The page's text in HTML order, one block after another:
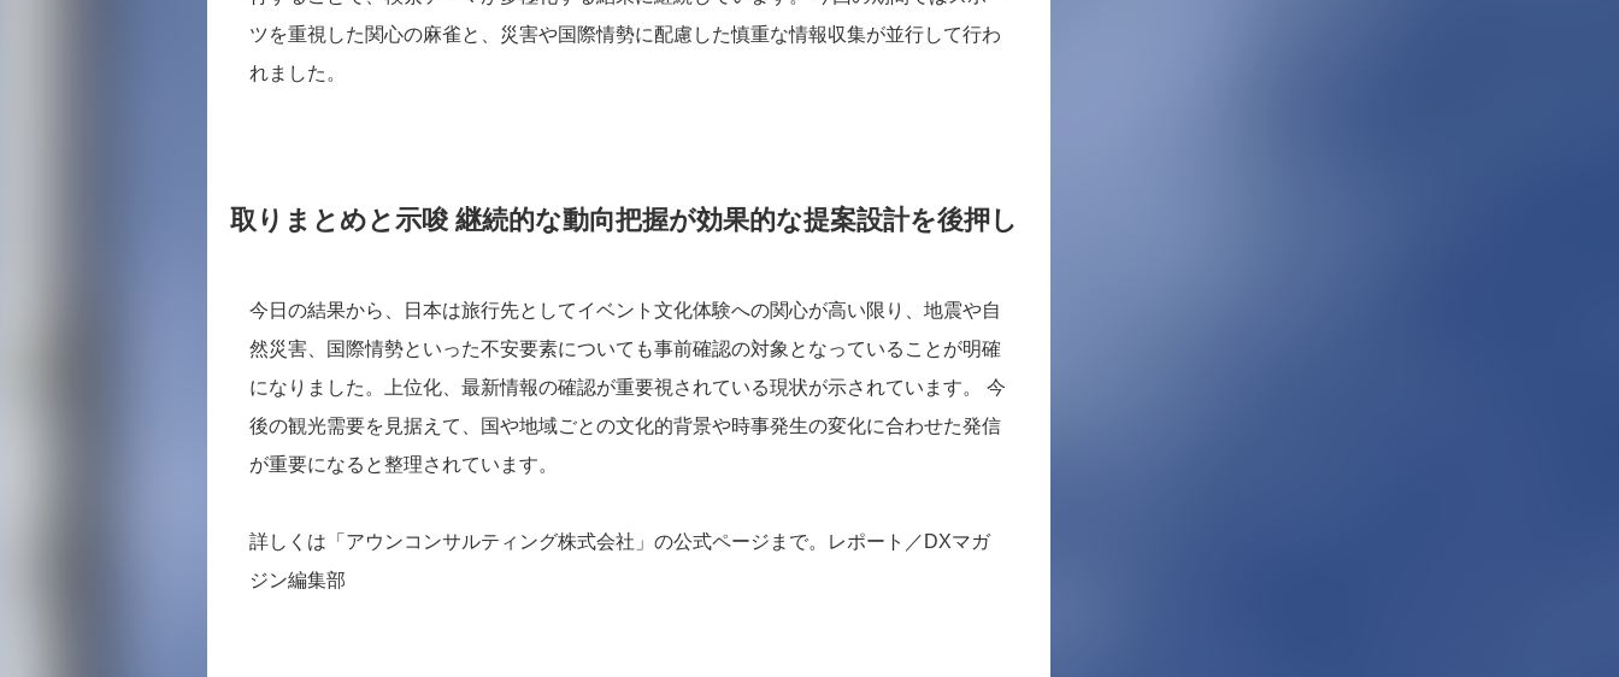
ツを重視した関心の麻雀と、災害や国際情勢に配慮した慎重な情報収集が並行して行わ
れました。
取りまとめと示唆 継続的な動向把握が効果的な提案設計を後押し
今日の結果から、日本は旅行先としてイベント文化体験への関心が高い限り、地震や自
然災害、国際情勢といった不安要素についても事前確認の対象となっていることが明確
になりました。上位化、最新情報の確認が重要視されている現状が示されています。 今
後の観光需要を見据えて、国や地域ごとの文化的背景や時事発生の変化に合わせた発信
が重要になると整理されています。
詳しくは「アウンコンサルティング株式会社」の公式ページまで。レポート／DXマガ
ジン編集部